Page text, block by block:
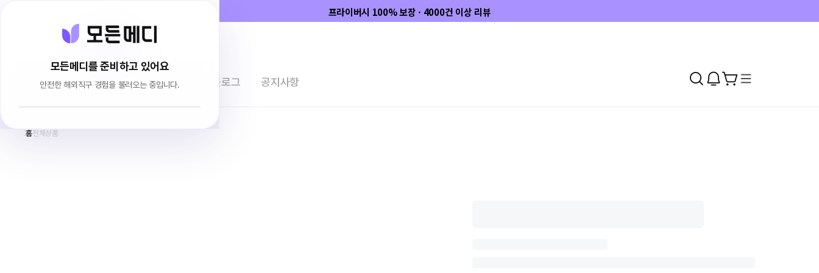
모든메디를 준비하고 있어요
안전한 해외직구 경험을 불러오는 중입니다.
프라이버시 100% 보장 · 4000건 이상 리뷰
전체상품 이용후기 브랜드소개 블로그 공지사항
홈전체상품